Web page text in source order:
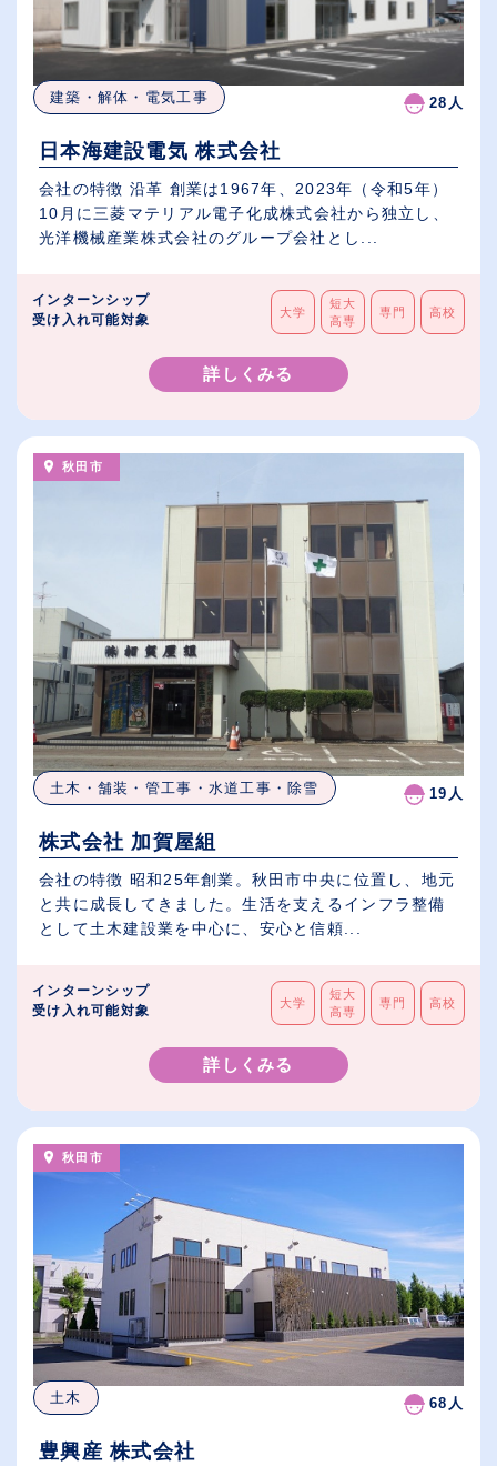
建築・解体・電気工事 28人
日本海建設電気 株式会社
会社の特徴 沿革 創業は1967年、2023年（令和5年）
10月に三菱マテリアル電子化成株式会社から独立し、
光洋機械産業株式会社のグループ会社とし...
インターンシップ
受け入れ可能対象
大学
短大
高専
専門 高校
詳しくみる
秋田市
土木・舗装・管工事・水道工事・除雪 19人
株式会社 加賀屋組
会社の特徴 昭和25年創業。秋田市中央に位置し、地元
と共に成長してきました。生活を支えるインフラ整備
として土木建設業を中心に、安心と信頼...
インターンシップ
受け入れ可能対象
大学
短大
高専
専門 高校
詳しくみる
秋田市
土木 68人
豊興産 株式会社